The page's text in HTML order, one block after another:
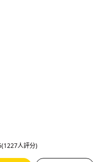
人評分)